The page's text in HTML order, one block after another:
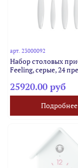
арт. 23000092
Набор столовых
Feeling, серые, 24
25920.00 руб
Подробнее